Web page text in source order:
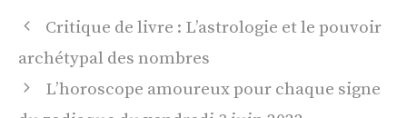
Navigation
des
articles
Critique de livre : L’astrologie et le pouvoir
archétypal des nombres
L’horoscope amoureux pour chaque signe